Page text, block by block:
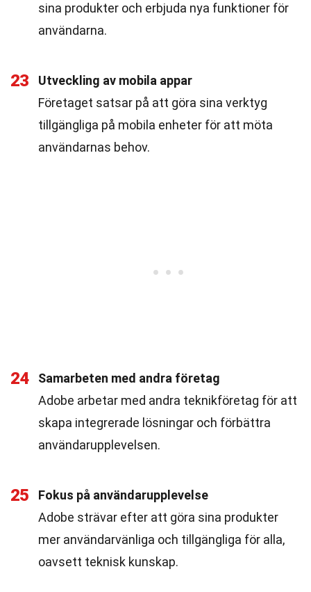
sina produkter och erbjuda nya funktioner för
användarna.
23
Utveckling av mobila appar
Företaget satsar på att göra sina verktyg
tillgängliga på mobila enheter för att möta
användarnas behov.
24
Samarbeten med andra företag
Adobe arbetar med andra teknikföretag för att
skapa integrerade lösningar och förbättra
användarupplevelsen.
25
Fokus på användarupplevelse
Adobe strävar efter att göra sina produkter
mer användarvänliga och tillgängliga för alla,
oavsett teknisk kunskap.